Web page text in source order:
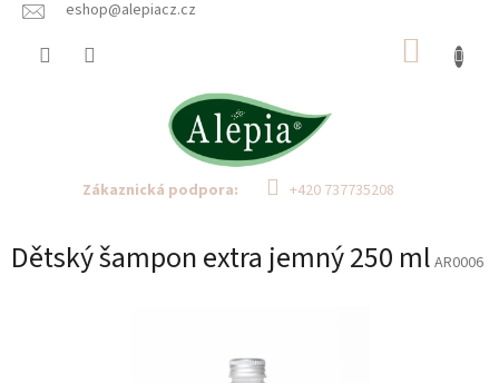
Přejít
eshop@alepiacz.cz
Zákaznická podpora: +420 737735208
Dětský šampon extra jemný 250 ml AR0006